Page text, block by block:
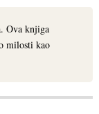
Ova knjiga
milosti kao